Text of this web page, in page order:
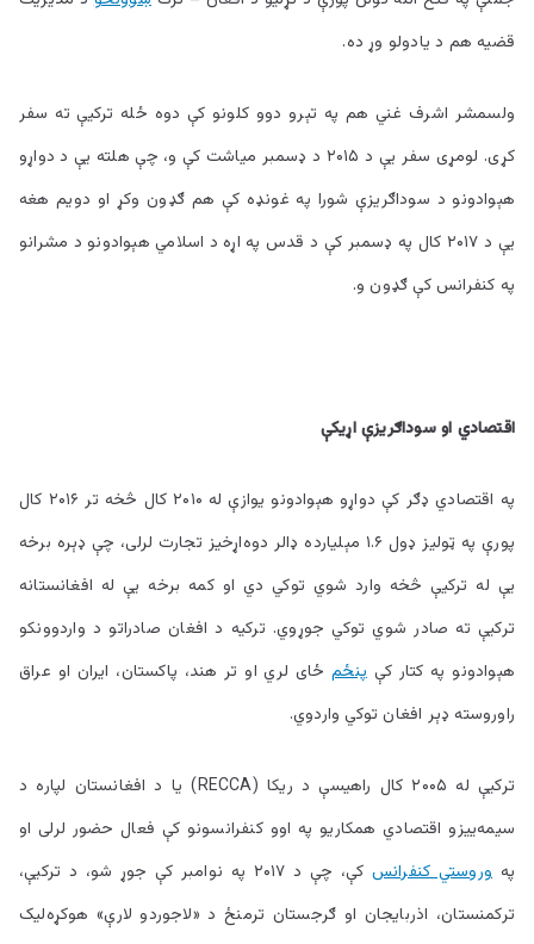
قضيه هم د يادولو وړ ده.
ولسمشر اشرف غني هم په تېرو دوو کلونو کې دوه ځله ترکيې ته سفر
کړی. لومړی سفر يې د ۲۰۱۵ د ډسمبر مياشت کې و، چې هلته يې د دواړو
هېوادونو د سوداګريزې شورا په غونډه کې هم ګډون وکړ او دويم هغه
يې د ۲۰۱۷ کال په ډسمبر کې د قدس په اړه د اسلامي هېوادونو د مشرانو
په کنفرانس کې ګډون و.
اقتصادي او سوداګريزې اړيکې
په اقتصادي ډګر کې دواړو هېوادونو يوازې له ۲۰۱۰ کال څخه تر ۲۰۱۶ کال
پورې په ټوليز ډول ۱.۶ مېليارده ډالر دوه‌اړخيز تجارت لرلی، چې ډېره برخه
يې له ترکيې څخه وارد شوي توکي دي او کمه برخه يې له افغانستانه
ترکيې ته صادر شوي توکي جوړوي. ترکيه د افغان صادراتو د واردوونکو
هېوادونو په کتار کېپنځمځای لري او تر هند، پاکستان، ايران او عراق
راوروسته ډېر افغان توکي واردوي.
ترکيې له ۲۰۰۵ کال راهيسې د ریکا (RECCA) یا د افغانستان لپاره د
سيمه‌ييزو اقتصادي همکاريو په اوو کنفرانسونو کې فعال حضور لرلی او
په وروستي کنفرانس
کې، چې د ۲۰۱۷ په نوامبر کې جوړ شو، د ترکيې،
ترکمنستان، اذربايجان او ګرجستان ترمنځ د «لاجوردو لارې» هوکړه‌ليک